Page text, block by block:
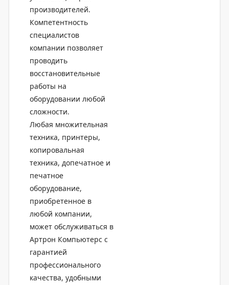
производителей.
Компетентность
специалистов
компании позволяет
проводить
восстановительные
работы на
оборудовании любой
сложности.
Любая множительная
техника, принтеры,
копировальная
техника, допечатное и
печатное
оборудование,
приобретенное в
любой компании,
может обслуживаться в
Артрон Компьютерс с
гарантией
профессионального
качества, удобными